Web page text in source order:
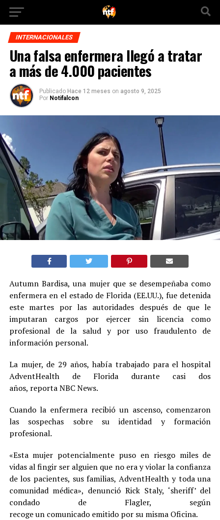
INTERNACIONALES
Una falsa enfermera llegó a tratar
a más de 4.000 pacientes
Publicado Hace 12 meses on agosto 9, 2025
Por Notifalcon
Autumn Bardisa, una mujer que se desempeñaba como
enfermera en el estado de Florida (EE.UU.), fue detenida
este martes por las autoridades después de que le
imputaran cargos por ejercer sin licencia como
profesional de la salud y por uso fraudulento de
información personal.
La mujer, de 29 años, había trabajado para el hospital
AdventHealth de Florida durante casi dos
años, reporta NBC News.
Cuando la enfermera recibió un ascenso, comenzaron
las sospechas sobre su identidad y formación
profesional.
«Esta mujer potencialmente puso en riesgo miles de
vidas al fingir ser alguien que no era y violar la confianza
de los pacientes, sus familias, AdventHealth y toda una
comunidad médica», denunció Rick Staly, ‘sheriff’ del
condado de Flagler, según
recoge un comunicado emitido por su misma Oficina.